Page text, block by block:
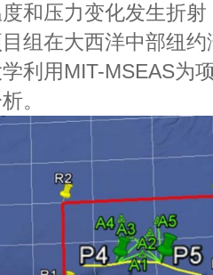
和压力变化发生折
组在大西洋中部纽
利用MIT-MSEAS为
。